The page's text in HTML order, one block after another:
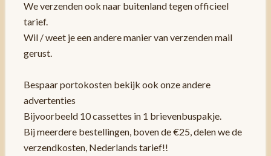
We verzenden ook naar buitenland tegen officieel
tarief.
Wil / weet je een andere manier van verzenden mail
gerust.
Bespaar portokosten bekijk ook onze andere
advertenties
Bijvoorbeeld 10 cassettes in 1 brievenbuspakje.
Bij meerdere bestellingen, boven de €25, delen we de
verzendkosten, Nederlands tarief!!